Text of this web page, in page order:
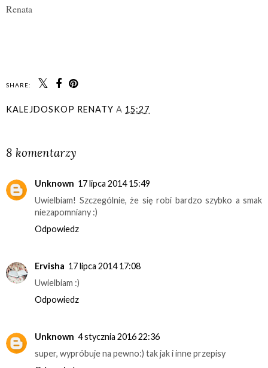
Renata
SHARE:
KALEJDOSKOP RENATY A 15:27
8 komentarzy
Unknown 17 lipca 2014 15:49
Uwielbiam! Szczególnie, że się robi bardzo szybko a smak
niezapomniany :)
Odpowiedz
Ervisha 17 lipca 2014 17:08
Uwielbiam :)
Odpowiedz
Unknown 4 stycznia 2016 22:36
super, wypróbuje na pewno:) tak jak i inne przepisy